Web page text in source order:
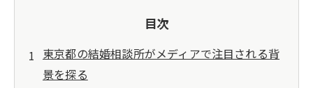
目次
東京都の結婚相談所がメディアで注目される背
景を探る